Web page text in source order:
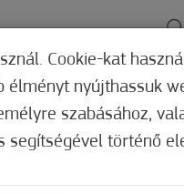
FÓKUSZ GYÓGYHELY
Cookie-kat
élményt nyújthassuk
szabásához,
segítségével történő